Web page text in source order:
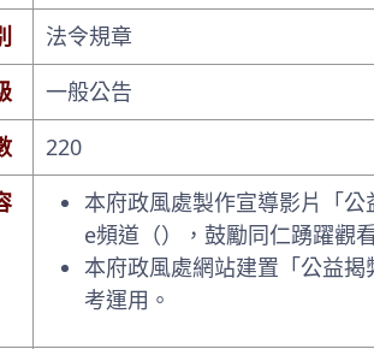
法令規章
一般公告
220
本府政風處製作宣導影片「
e頻道（），鼓勵同仁踴躍觀
本府政風處網站建置「公益
考運用。